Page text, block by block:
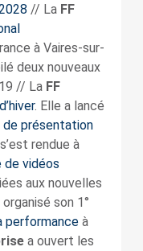
// La FF
à Vaires-sur-
deux nouveaux
// La FF
. Elle a lancé
présentation
rendue à
de vidéos
aux nouvelles
organisé son 1°
performanceà
a ouvert les